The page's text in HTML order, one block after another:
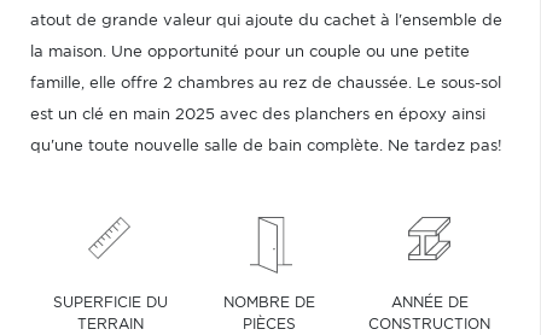
atout de grande valeur qui ajoute du cachet à l'ensemble de
la maison. Une opportunité pour un couple ou une petite
famille, elle offre 2 chambres au rez de chaussée. Le sous-sol
est un clé en main 2025 avec des planchers en époxy ainsi
qu'une toute nouvelle salle de bain complète. Ne tardez pas!
SUPERFICIE DU
TERRAIN
NOMBRE DE
PIÈCES
ANNÉE DE
CONSTRUCTION